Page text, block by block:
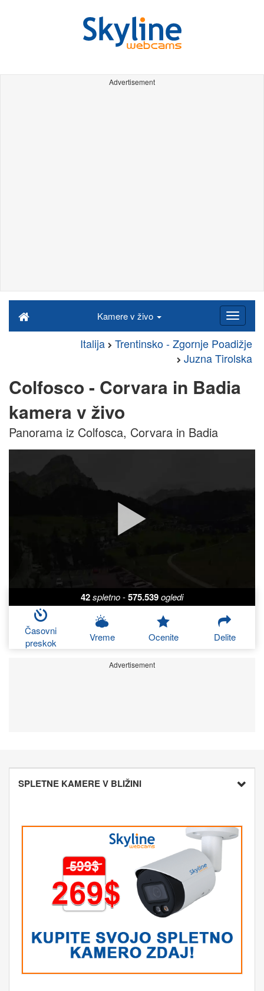
Advertisement
Kamere v živo
Italija
Trentinsko - Zgornje Poadižje
Juzna Tirolska
Colfosco - Corvara in Badia
kamera v živo
Panorama iz Colfosca, Corvara in Badia
42spletno-575.539ogledi
Časovni
preskok
Vreme Ocenite Delite
Advertisement
SPLETNE KAMERE V BLIŽINI